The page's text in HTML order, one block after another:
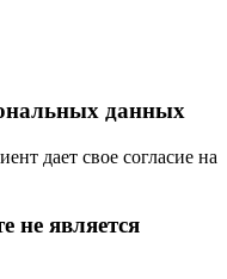
данных
дает свое согласие на
не является